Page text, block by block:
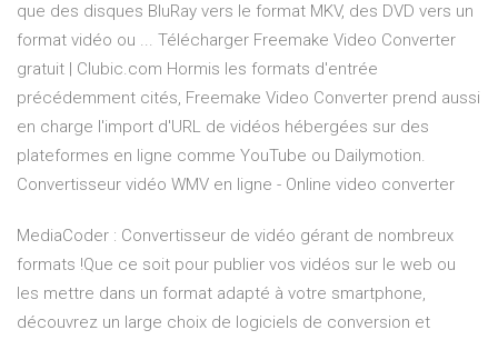
que des disques BluRay vers le format MKV, des DVD vers un
format vidéo ou ... Télécharger Freemake Video Converter
gratuit | Clubic.com Hormis les formats d'entrée
précédemment cités, Freemake Video Converter prend aussi
en charge l'import d'URL de vidéos hébergées sur des
plateformes en ligne comme YouTube ou Dailymotion.
Convertisseur vidéo WMV en ligne - Online video converter
MediaCoder : Convertisseur de vidéo gérant de nombreux
formats !Que ce soit pour publier vos vidéos sur le web ou
les mettre dans un format adapté à votre smartphone,
découvrez un large choix de logiciels de conversion et